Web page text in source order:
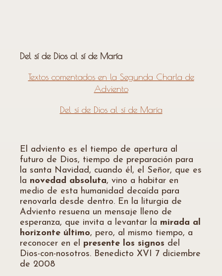
Del sí de Dios al sí de María
Textos comentados en la Segunda Charla de
Adviento
Del sí de Dios al sí de María
El adviento es el tiempo de apertura al
futuro de Dios, tiempo de preparación para
la santa Navidad, cuando él, el Señor, que es
la novedad absoluta, vino a habitar en
medio de esta humanidad decaída para
renovarla desde dentro. En la liturgia de
Adviento resuena un mensaje lleno de
esperanza, que invita a levantar la mirada al
horizonte último, pero, al mismo tiempo, a
reconocer en el presente los signos del
Dios-con-nosotros. Benedicto XVI 7 diciembre
de 2008